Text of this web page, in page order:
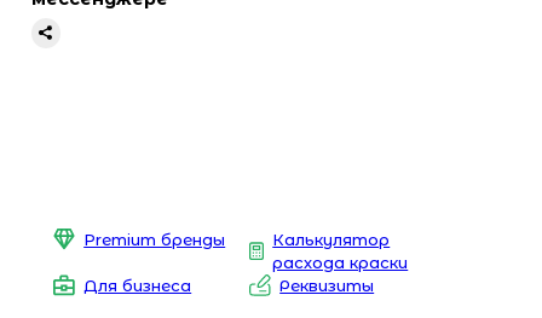
Premium бренды
Калькулятор
расхода краски
Для бизнеса
Реквизиты